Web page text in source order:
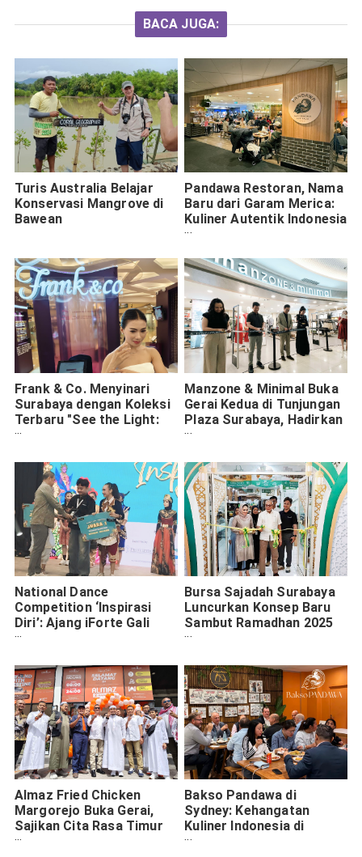
BACA JUGA:
Turis Australia Belajar
Konservasi Mangrove di
Bawean
Pandawa Restoran, Nama
Baru dari Garam Merica:
Kuliner Autentik Indonesia
di Sydney Australia
Frank & Co. Menyinari
Surabaya dengan Koleksi
Terbaru "See the Light:
Engraved Moments" di
Plaza 3
Manzone & Minimal Buka
Gerai Kedua di Tunjungan
Plaza Surabaya, Hadirkan
Konsep Fashion Lokal
National Dance
Competition ‘Inspirasi
Diri’: Ajang iForte Gali
Potensi Seni dan
Surabaya
Bursa Sajadah Surabaya
Luncurkan Konsep Baru
Sambut Ramadhan 2025
dengan One Stop
Almaz Fried Chicken
Margorejo Buka Gerai,
Sajikan Cita Rasa Timur
Tengah & Konsep Berbagi
Bakso Pandawa di
Sydney: Kehangatan
Kuliner Indonesia di
Tengah Musim Dingin